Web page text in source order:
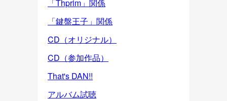
「Thprim」関係
「鍵盤王子」関係
CD（オリジナル）
CD（参加作品）
That's DAN!!
アルバム試聴